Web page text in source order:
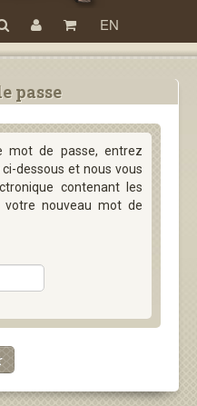
EN
passe
mot de passe, entrez
dessous et nous vous
contenant les
votre nouveau mot de